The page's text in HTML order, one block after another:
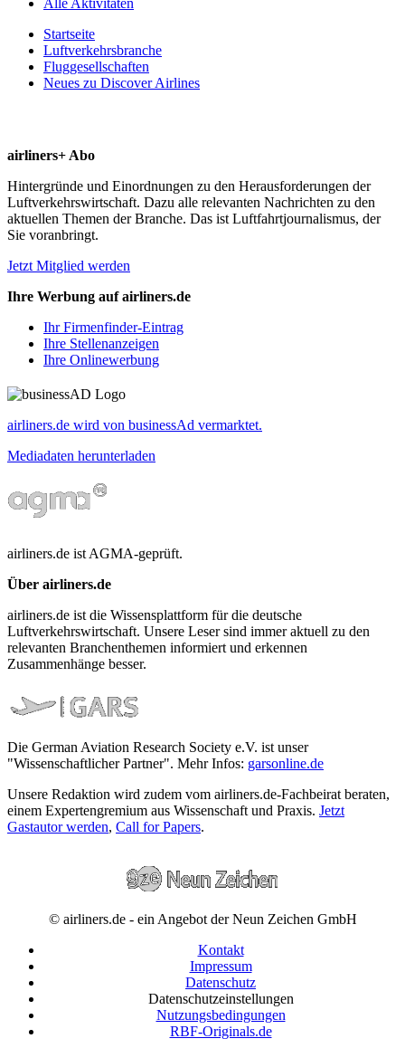
Startseite
Luftverkehrsbranche
Fluggesellschaften
Neues zu Discover Airlines
airliners+ Abo
Hintergründe und Einordnungen zu den Herausforderungen der
Luftverkehrswirtschaft. Dazu alle relevanten Nachrichten zu den
aktuellen Themen der Branche. Das ist Luftfahrtjournalismus, der
Sie voranbringt.
Jetzt Mitglied werden
Ihre Werbung auf airliners.de
Ihr Firmenfinder-Eintrag
Ihre Stellenanzeigen
Ihre Onlinewerbung
airliners.de wird von businessAd vermarktet.
Mediadaten herunterladen
airliners.de ist AGMA-geprüft.
Über airliners.de
airliners.de ist die Wissensplattform für die deutsche
Luftverkehrswirtschaft. Unsere Leser sind immer aktuell zu den
relevanten Branchenthemen informiert und erkennen
Zusammenhänge besser.
Die German Aviation Research Society e.V. ist unser
"Wissenschaftlicher Partner". Mehr Infos: garsonline.de
Unsere Redaktion wird zudem vom airliners.de-Fachbeirat beraten,
einem Expertengremium aus Wissenschaft und Praxis. Jetzt
Gastautor werden, Call for Papers.
© airliners.de - ein Angebot der Neun Zeichen GmbH
Kontakt
Impressum
Datenschutz
Datenschutzeinstellungen
Nutzungsbedingungen
RBF-Originals.de